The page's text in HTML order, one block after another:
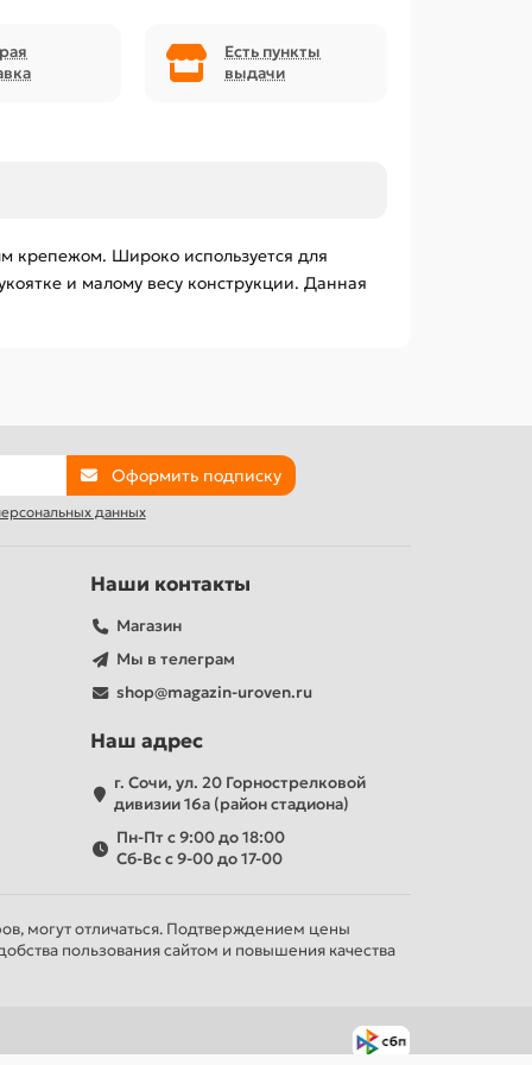
Есть пункты
выдачи
крепежом. Широко используется для
и малому весу конструкции. Данная
Оформить подписку
данных
Наши контакты
Магазин
Мы в телеграм
shop@magazin-uroven.ru
Наш адрес
г. Сочи, ул. 20 Горнострелковой
дивизии 16а (район стадиона)
Пн-Пт с 9:00 до 18:00
Сб-Вс с 9-00 до 17-00
могут отличаться. Подтверждением цены
пользования сайтом и повышения качества